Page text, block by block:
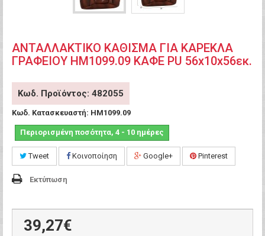
ΑΝΤΑΛΛΑΚΤΙΚO ΚΑΘΙΣΜΑ ΓΙΑ ΚΑΡΕΚΛΑ
ΓΡΑΦΕΙΟΥ HM1099.09 ΚΑΦΕ PU 56x10x56εκ.
Κωδ. Προϊόντος: 482055
Κωδ. Κατασκευαστή: HM1099.09
Περιορισμένη ποσότητα, 4 - 10 ημέρες
Tweet Κοινοποίηση Google+ Pinterest
Εκτύπωση
39,27€